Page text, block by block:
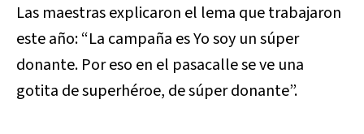
Las maestras explicaron el lema que trabajaron
este año: “La campaña es Yo soy un súper
donante. Por eso en el pasacalle se ve una
gotita de superhéroe, de súper donante”.